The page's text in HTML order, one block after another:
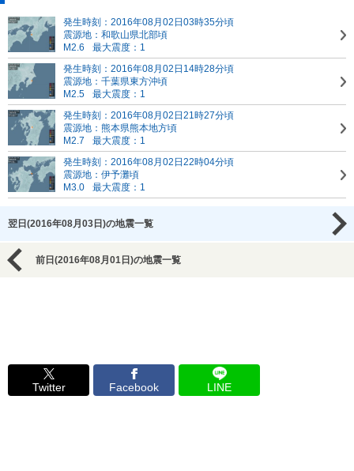
発生時刻：2016年08月02日03時35分頃
震源地：和歌山県北部頃
M2.6
最大震度：1
発生時刻：2016年08月02日14時28分頃
震源地：千葉県東方沖頃
M2.5
最大震度：1
発生時刻：2016年08月02日21時27分頃
震源地：熊本県熊本地方頃
M2.7
最大震度：1
発生時刻：2016年08月02日22時04分頃
震源地：伊予灘頃
M3.0
最大震度：1
翌日(2016年08月03日)の地震一覧
前日(2016年08月01日)の地震一覧
Twitter Facebook LINE